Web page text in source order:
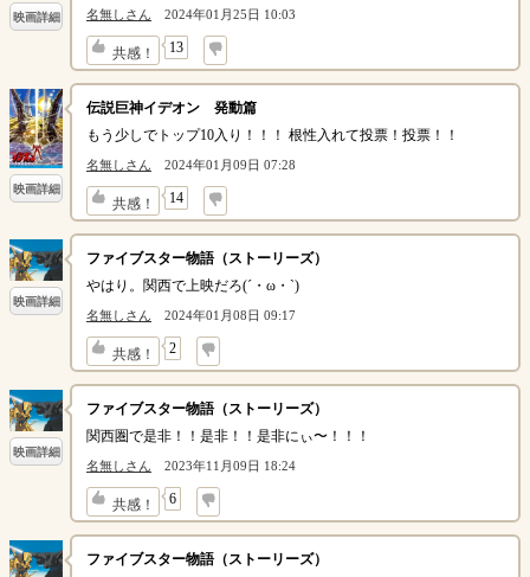
映画詳細 名無しさん 2024年01月25日 10:03
共感！ 13
↓
映画詳細
伝説巨神イデオン 発動篇
もう少しでトップ10入り！！！ 根性入れて投票！投票！！
名無しさん 2024年01月09日 07:28
共感！ 14
↓
映画詳細
ファイブスター物語（ストーリーズ）
やはり。関西で上映だろ(´・ω・`)
名無しさん 2024年01月08日 09:17
共感！ 2
↓
映画詳細
ファイブスター物語（ストーリーズ）
関西圏で是非！！是非！！是非にぃ〜！！！
名無しさん 2023年11月09日 18:24
共感！ 6
↓
ファイブスター物語（ストーリーズ）